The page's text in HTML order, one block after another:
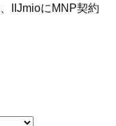
IIJmioにMNP契約